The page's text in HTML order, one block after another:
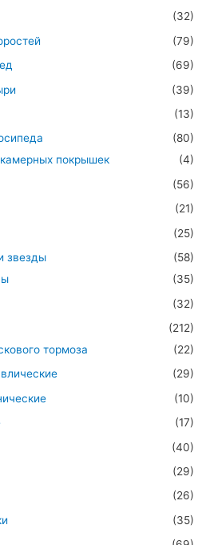
(32)
(79)
(69)
(39)
(13)
(80)
покрышек
(4)
(56)
(21)
(25)
звезды
(58)
(35)
(32)
(212)
тормоза
(22)
(29)
(10)
(17)
(40)
(29)
(26)
(35)